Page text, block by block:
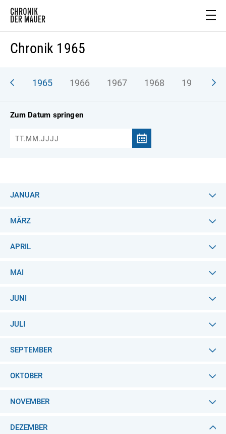
Chronik 1965
1965 1966 1967 1968 1969
Zum Datum springen
JANUAR
MÄRZ
APRIL
MAI
JUNI
JULI
SEPTEMBER
OKTOBER
NOVEMBER
DEZEMBER